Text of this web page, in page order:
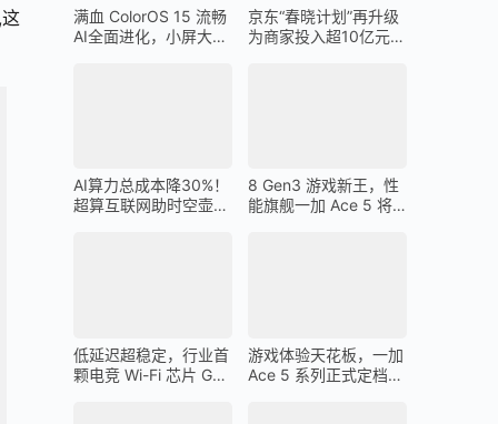
满血 ColorOS 15 流畅
AI全面进化，小屏大魔
京东“春晓计划”再升级
为商家投入超10亿元广
AI算力总成本降30%！
超算互联网助时空壶高
8 Gen3 游戏新王，性
能旗舰一加 Ace 5 将
低延迟超稳定，行业首
颗电竞 Wi-Fi 芯片 G1
游戏体验天花板，一加
Ace 5 系列正式定档